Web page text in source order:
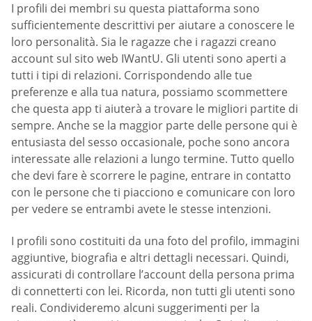
I profili dei membri su questa piattaforma sono
sufficientemente descrittivi per aiutare a conoscere le
loro personalità. Sia le ragazze che i ragazzi creano
account sul sito web IWantU. Gli utenti sono aperti a
tutti i tipi di relazioni. Corrispondendo alle tue
preferenze e alla tua natura, possiamo scommettere
che questa app ti aiuterà a trovare le migliori partite di
sempre. Anche se la maggior parte delle persone qui è
entusiasta del sesso occasionale, poche sono ancora
interessate alle relazioni a lungo termine. Tutto quello
che devi fare è scorrere le pagine, entrare in contatto
con le persone che ti piacciono e comunicare con loro
per vedere se entrambi avete le stesse intenzioni.
I profili sono costituiti da una foto del profilo, immagini
aggiuntive, biografia e altri dettagli necessari. Quindi,
assicurati di controllare l’account della persona prima
di connetterti con lei. Ricorda, non tutti gli utenti sono
reali. Condivideremo alcuni suggerimenti per la